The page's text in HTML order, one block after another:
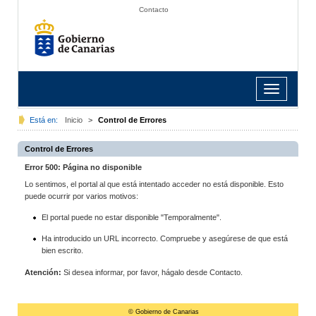
Contacto
Toggle
navigation
Está en: Inicio > Control de Errores
Control de Errores
Error 500: Página no disponible
Lo sentimos, el portal al que está intentado acceder no está disponible. Esto
puede ocurrir por varios motivos:
El portal puede no estar disponible "Temporalmente".
Ha introducido un URL incorrecto. Compruebe y asegúrese de que está
bien escrito.
Atención: Si desea informar, por favor, hágalo desde Contacto.
© Gobierno de Canarias